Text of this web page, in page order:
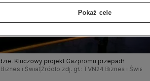
Kluczowy projekt Gazpromu przepadł
i ŚwiatŹródło zdj. gł.: TVN24 Biznes i Świat
Pokaż cele